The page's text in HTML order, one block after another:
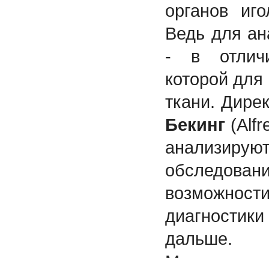
органов
Ведь для
- в
которой
ткани.
Бекинг
дальше.